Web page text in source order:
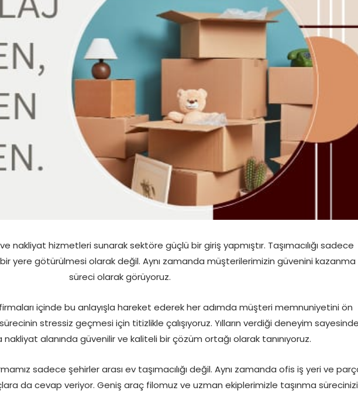
nakliyat hizmetleri sunarak sektöre güçlü bir giriş yapmıştır. Taşımacılığı sadece
yere götürülmesi olarak değil. Aynı zamanda müşterilerimizin güvenini kazanma
süreci olarak görüyoruz.
içinde bu anlayışla hareket ederek her adımda müşteri memnuniyetini ön
stressiz geçmesi için titizlikle çalışıyoruz. Yılların verdiği deneyim sayesinde
nakliyat alanında güvenilir ve kaliteli bir çözüm ortağı olarak tanınıyoruz.
sadece şehirler arası ev taşımacılığı değil. Aynı zamanda ofis iş yeri ve
da cevap veriyor. Geniş araç filomuz ve uzman ekiplerimizle taşınma